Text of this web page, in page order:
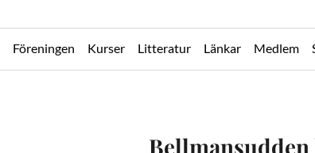
Föreningen Kurser Litteratur Länkar Medlem